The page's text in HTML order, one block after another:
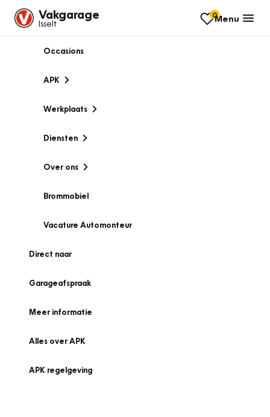
Vakgarage
Isselt
0Menu
Occasions
APK
Werkplaats
Diensten
Over ons
Brommobiel
Vacature Automonteur
Direct naar
Garageafspraak
Meer informatie
Alles over APK
APK regelgeving